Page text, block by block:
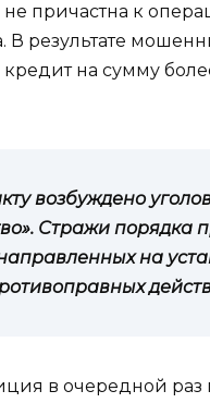
не причастна к
В результате
на сумму
возбуждено
Стражи порядка
на
в очередной